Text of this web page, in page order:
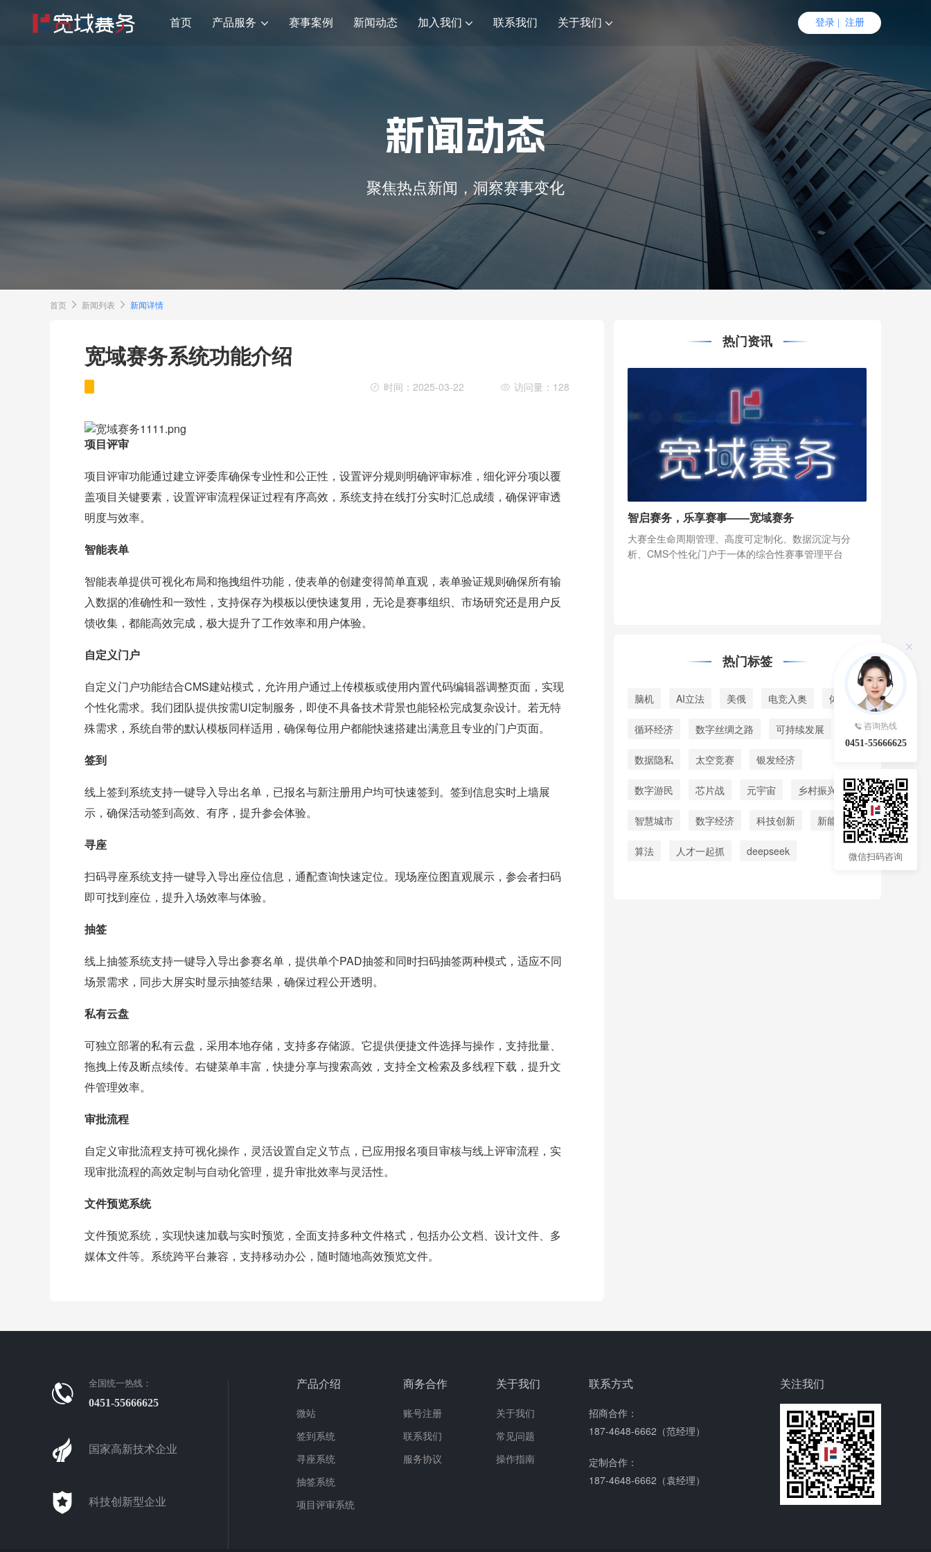
首页 产品服务 赛事案例 新闻动态 加入我们 联系我们 关于我们 登录| 注册
咨询热线
0451-55666625
微信扫码咨询
新闻动态
聚焦热点新闻，洞察赛事变化
首页 新闻列表 新闻详情
宽域赛务系统功能介绍
时间：2025-03-22 访问量：128
项目评审
项目评审功能通过建立评委库确保专业性和公正性，设置评分规则明确评审标准，细化评分项以覆
盖项目关键要素，设置评审流程保证过程有序高效，系统支持在线打分实时汇总成绩，确保评审透
明度与效率。
智能表单
智能表单提供可视化布局和拖拽组件功能，使表单的创建变得简单直观，表单验证规则确保所有输
入数据的准确性和一致性，支持保存为模板以便快速复用，无论是赛事组织、市场研究还是用户反
馈收集，都能高效完成，极大提升了工作效率和用户体验。
自定义门户
自定义门户功能结合CMS建站模式，允许用户通过上传模板或使用内置代码编辑器调整页面，实现
个性化需求。我们团队提供按需UI定制服务，即使不具备技术背景也能轻松完成复杂设计。若无特
殊需求，系统自带的默认模板同样适用，确保每位用户都能快速搭建出满意且专业的门户页面。
签到
线上签到系统支持一键导入导出名单，已报名与新注册用户均可快速签到。签到信息实时上墙展
示，确保活动签到高效、有序，提升参会体验。
寻座
扫码寻座系统支持一键导入导出座位信息，通配查询快速定位。现场座位图直观展示，参会者扫码
即可找到座位，提升入场效率与体验。
抽签
线上抽签系统支持一键导入导出参赛名单，提供单个PAD抽签和同时扫码抽签两种模式，适应不同
场景需求，同步大屏实时显示抽签结果，确保过程公开透明。
私有云盘
可独立部署的私有云盘，采用本地存储，支持多存储源。它提供便捷文件选择与操作，支持批量、
拖拽上传及断点续传。右键菜单丰富，快捷分享与搜索高效，支持全文检索及多线程下载，提升文
件管理效率。
审批流程
自定义审批流程支持可视化操作，灵活设置自定义节点，已应用报名项目审核与线上评审流程，实
现审批流程的高效定制与自动化管理，提升审批效率与灵活性。
文件预览系统
文件预览系统，实现快速加载与实时预览，全面支持多种文件格式，包括办公文档、设计文件、多
媒体文件等。系统跨平台兼容，支持移动办公，随时随地高效预览文件。
热门资讯
智启赛务，乐享赛事——宽域赛务
大赛全生命周期管理、高度可定制化、数据沉淀与分
析、CMS个性化门户于一体的综合性赛事管理平台
热门标签
脑机 AI立法 美俄 电竞入奥 体育
循环经济 数字丝绸之路 可持续发展
数据隐私 太空竞赛 银发经济
数字游民 芯片战 元宇宙 乡村振兴
智慧城市 数字经济 科技创新 新能源
算法 人才一起抓 deepseek
全国统一热线：
0451-55666625
国家高新技术企业
科技创新型企业
产品介绍
微站
签到系统
寻座系统
抽签系统
项目评审系统
商务合作
账号注册
联系我们
服务协议
关于我们
关于我们
常见问题
操作指南
联系方式
招商合作：
187-4648-6662（范经理）
定制合作：
187-4648-6662（袁经理）
关注我们